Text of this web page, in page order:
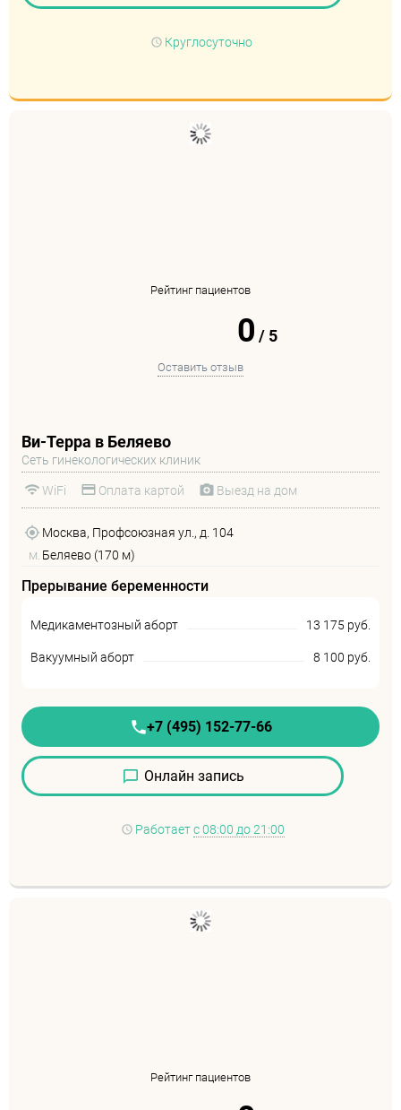
Круглосуточно
Рейтинг пациентов
0 / 5
Оставить отзыв
Ви-Терра в Беляево
Сеть гинекологических клиник
WiFi Оплата картой Выезд на дом
Москва, Профсоюзная ул., д. 104
м. Беляево (170 м)
Прерывание беременности
Медикаментозный аборт 13 175 руб.
Вакуумный аборт 8 100 руб.
+7 (495) 152-77-66
Онлайн запись
Работаетс 08:00 до 21:00
Рейтинг пациентов